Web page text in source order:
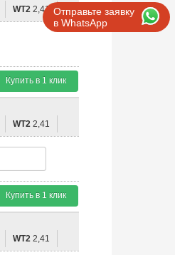
Отправьте заявку
в WhatsApp
WT2 2,41
Купить в 1 клик
WT2 2,41
Купить в 1 клик
WT2 2,41